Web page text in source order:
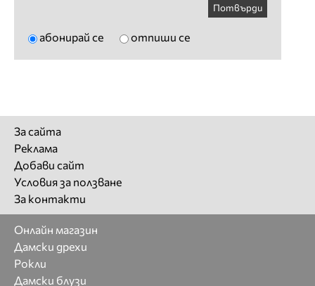
Потвърди
абонирай се отпиши се
За сайта
Реклама
Добави сайт
Условия за ползване
За контакти
Онлайн магазин
Дамски дрехи
Рокли
Дамски блузи